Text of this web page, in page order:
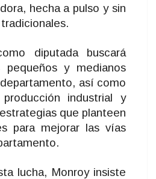
hecha a pulso y sin
diputada buscará
y medianos
así como
industrial y
que planteen
para mejorar las vías
lucha, Monroy insiste